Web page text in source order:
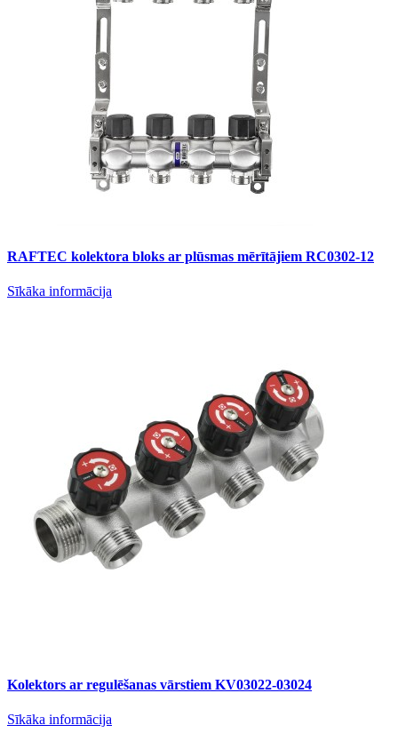
RAFTEC kolektora bloks ar plūsmas mērītājiem RC0302-12
Sīkāka informācija
Kolektors ar regulēšanas vārstiem KV03022-03024
Sīkāka informācija